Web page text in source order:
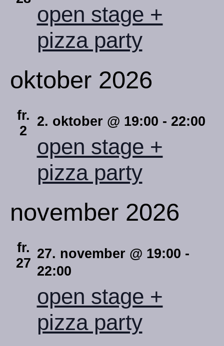
open stage +
pizza party
oktober 2026
fr.
2
open stage +
pizza party
2. oktober @ 19:00 - 22:00
november 2026
fr.
27
open stage +
pizza party
27. november @ 19:00 -
22:00